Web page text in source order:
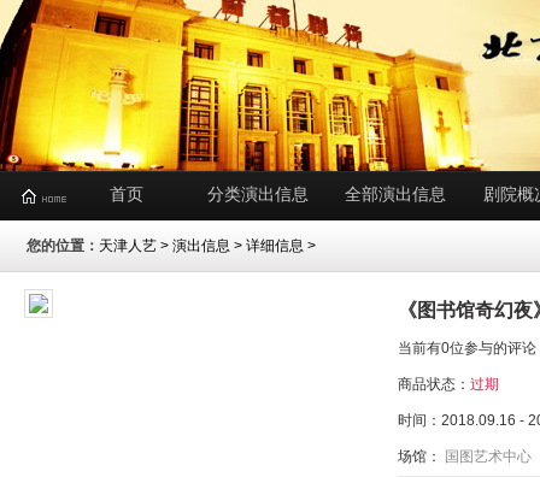
首页 分类演出信息 全部演出信息 剧院概
您的位置： 天津人艺 > 演出信息 > 详细信息 >
《图书馆奇幻
当前有0位参与的评论
商品状态： 过期
时间：2018.09.16 -
场馆： 国图艺术中心